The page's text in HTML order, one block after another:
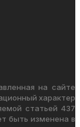
на сайте
характер
статьей 437
быть изменена в